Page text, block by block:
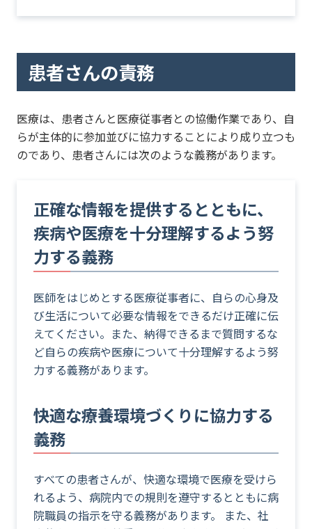
患者さんの責務
医療は、患者さんと医療従事者との協働作業であり、自
らが主体的に参加並びに協力することにより成り立つも
のであり、患者さんには次のような義務があります。
正確な情報を提供するとともに、
疾病や医療を十分理解するよう努
力する義務
医師をはじめとする医療従事者に、自らの心身及
び生活について必要な情報をできるだけ正確に伝
えてください。また、納得できるまで質問するな
ど自らの疾病や医療について十分理解するよう努
力する義務があります。
快適な療養環境づくりに協力する
義務
すべての患者さんが、快適な環境で医療を受けら
れるよう、病院内での規則を遵守するとともに病
院職員の指示を守る義務があります。 また、社